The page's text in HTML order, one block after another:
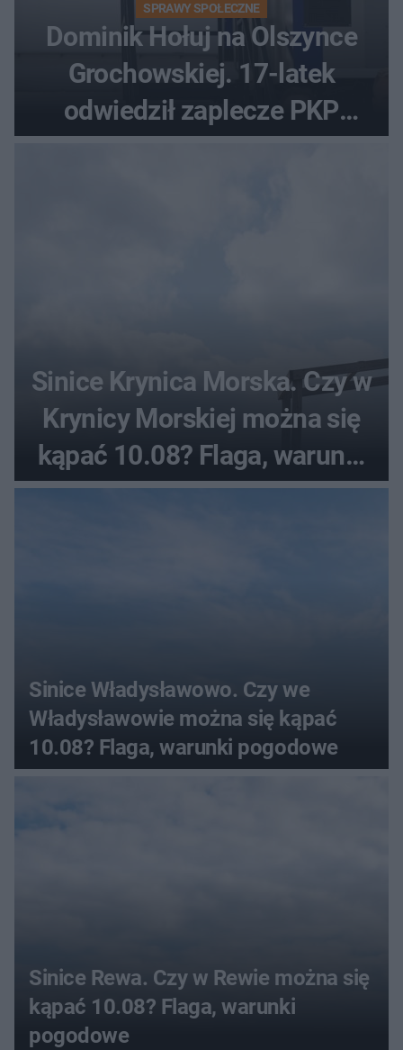
SPRAWY SPOŁECZNE
Dominik Hołuj na Olszynce
Grochowskiej. 17-latek
odwiedził zaplecze PKP
Sinice Krynica Morska. Czy w
Krynicy Morskiej można się
kąpać 10.08? Flaga, warunki
pogodowe
Sinice Władysławowo. Czy we
Władysławowie można się kąpać
10.08? Flaga, warunki pogodowe
Sinice Rewa. Czy w Rewie można się
kąpać 10.08? Flaga, warunki
pogodowe